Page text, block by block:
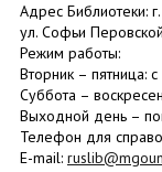
Адрес Библиотеки:
ул. Софьи
Режим работы:
Вторник – пятница:
Суббота – в
Выходной день –
Телефон для
E-mail: